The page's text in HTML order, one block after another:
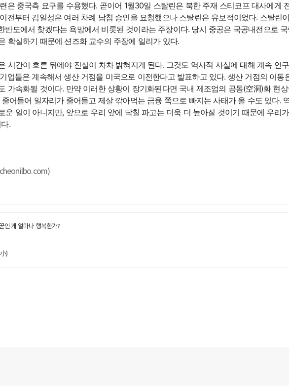
은 중국측 요구를 수용했다. 곧이어 1월30일 스탈린은 북한 주재 스티코프 대사에게
전부터 김일성은 여러 차례 남침 승인을 요청했으나 스탈린은 유보적이었다. 스탈린
반도에서 찾겠다는 욕망에서 비롯된 것이라는 주장이다. 당시 중공은 국공내전으로
확실하기 때문에 션즈화 교수의 주장에 일리가 있다.
시간이 흐른 뒤에야 진실이 차차 밝혀지게 된다. 그것도 역사적 사실에 대해 계속 연
업들은 계속해서 생산 거점을 미국으로 이전한다고 발표하고 있다. 생산 거점의 이
가속화될 것이다. 만약 이러한 상황이 장기화된다면 국내 제조업의 공동(空洞)화 현
어들어 일자리가 줄어들고 제살 깎아먹는 금융 쪽으로 빠지는 사태가 올 수도 있다.
운 일이 아니지만, 앞으로 우리 앞에 닥칠 파고는 더욱 더 높아질 것이기 때문에 우리
.
인 게 얼마나 행복한가?
)